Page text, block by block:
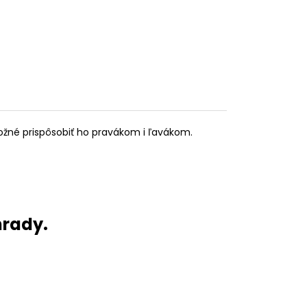
prispôsobiť ho pravákom i ľavákom.